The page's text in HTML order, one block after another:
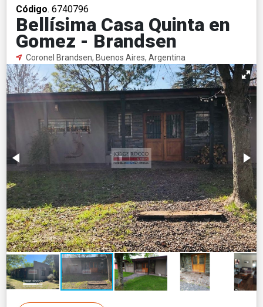
Código. 6740796
Bellísima Casa Quinta en
Gomez - Brandsen
Coronel Brandsen, Buenos Aires, Argentina